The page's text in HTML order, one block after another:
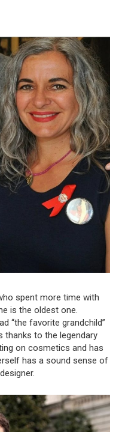
spent more time with
is the oldest one.
“the favorite grandchild”
thanks to the legendary
on cosmetics and has
has a sound sense of